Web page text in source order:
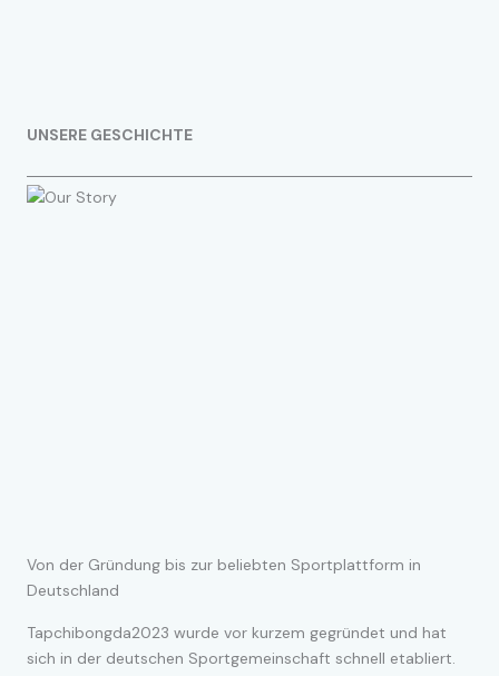
UNSERE GESCHICHTE
Von der Gründung bis zur beliebten Sportplattform in
Deutschland
Tapchibongda2023 wurde vor kurzem gegründet und hat
sich in der deutschen Sportgemeinschaft schnell etabliert.